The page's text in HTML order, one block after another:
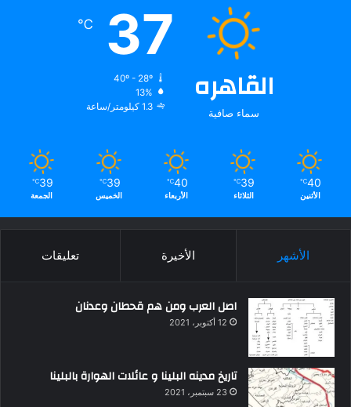
القاهره
سماء صافية
37
℃
40º - 28º
13%
1.3 كيلومتر/ساعة
40
℃
الأثنين
39
℃
الثلاثاء
40
℃
الأربعاء
39
℃
الخميس
39
℃
الجمعة
الأشهر الأخيرة تعليقات
اصل العرب ومن هم قحطان وعدنان
12 أكتوبر، 2021
تاريخ مدينه البلينا و عائلات الهوارة بالبلينا
23 سبتمبر، 2021